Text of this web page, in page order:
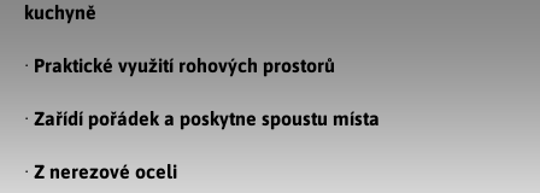
kuchyně
· Praktické využití rohových prostorů
· Zařídí pořádek a poskytne spoustu místa
· Z nerezové oceli